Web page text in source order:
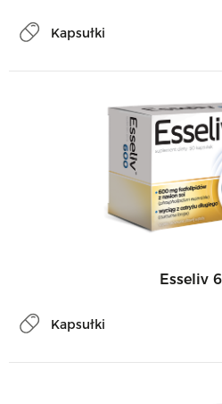
Kapsułki
Esseliv
Kapsułki